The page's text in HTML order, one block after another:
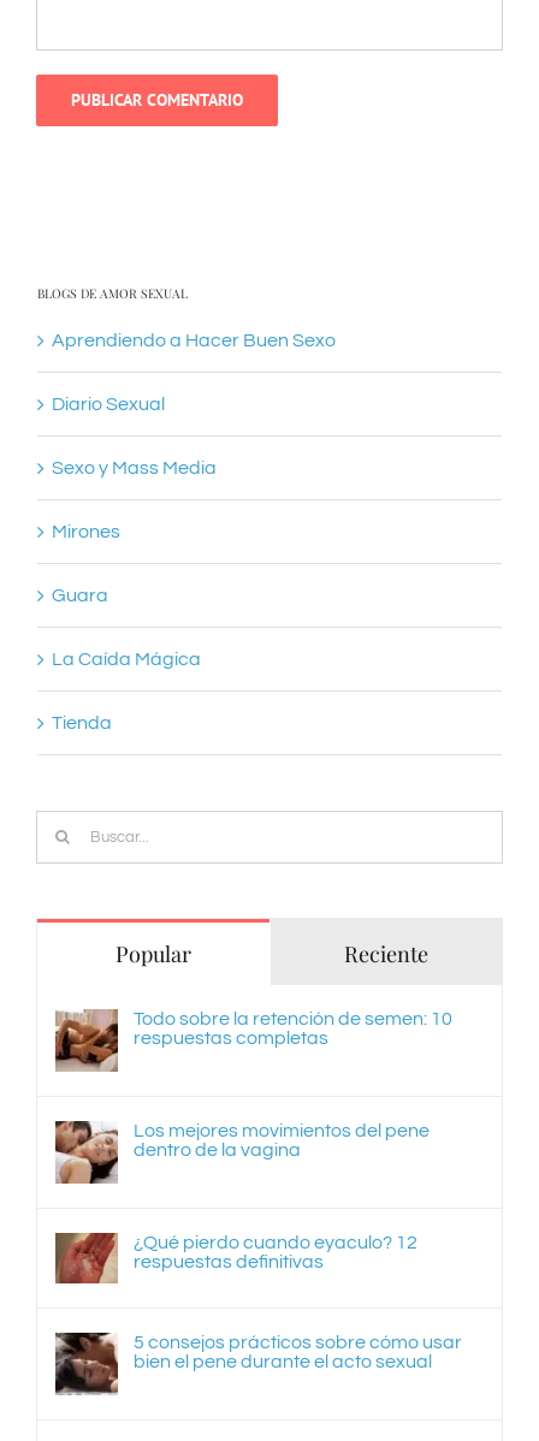
BLOGS DE AMOR SEXUAL
Aprendiendo a Hacer Buen Sexo
Diario Sexual
Sexo y Mass Media
Mirones
Guara
La Caída Mágica
Tienda
Buscar:
Popular Reciente
Todo sobre la retención de semen: 10
respuestas completas
Los mejores movimientos del pene
dentro de la vagina
¿Qué pierdo cuando eyaculo? 12
respuestas definitivas
5 consejos prácticos sobre cómo usar
bien el pene durante el acto sexual